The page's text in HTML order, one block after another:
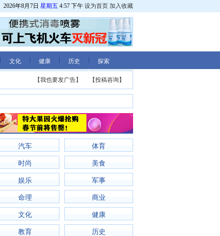
2026年8月7日 星期五 4:57 下午 设为首页 加入收藏
文化 健康 历史 探索
【投稿咨询】
【我也要发广告】
汽车 体育
时尚 美食
娱乐 军事
命理 商业
文化 健康
教育 历史